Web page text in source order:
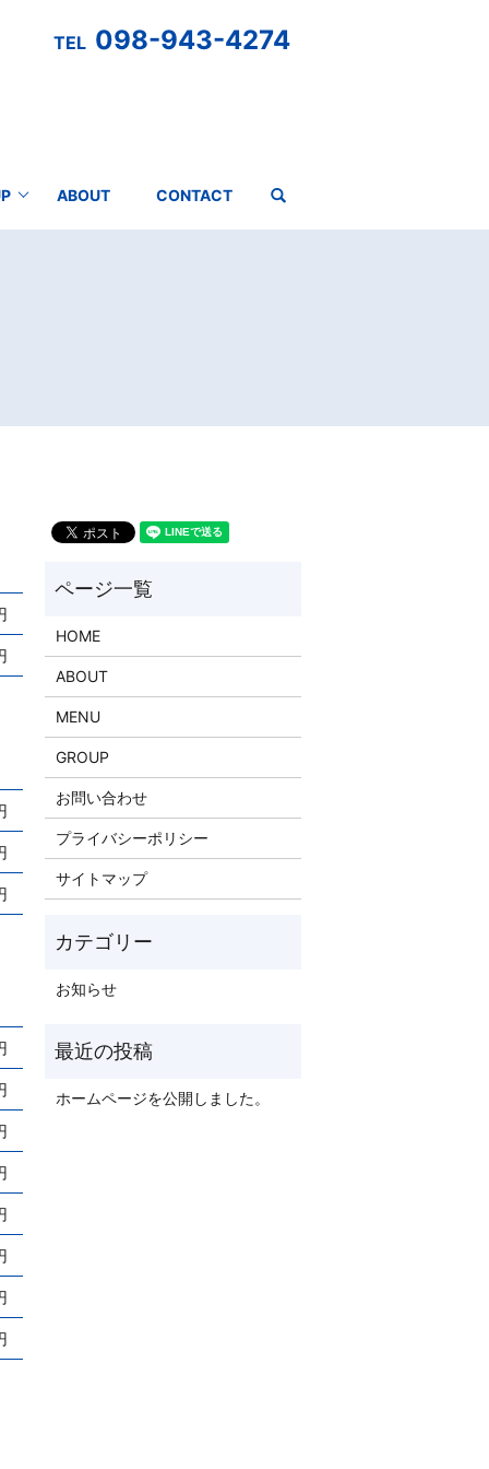
ABOUT CONTACT search
TEL 098-943-4274
HOME
ABOUT
MENU
GROUP
お問い合わせ
プライバシーポリシー
サイトマップ
お知らせ
ホームページを公開しました。